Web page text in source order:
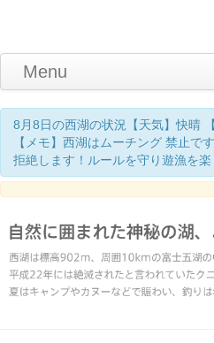
Menu
Home
釣り情報
マナーとお願い
クニマス展示館
漁協からのお知らせ
お問い合わせ
8月8日の西湖の状況【天気】快晴
【メモ】西湖はムーチング 禁止で
拒絶します！ルールを守り遊漁を楽